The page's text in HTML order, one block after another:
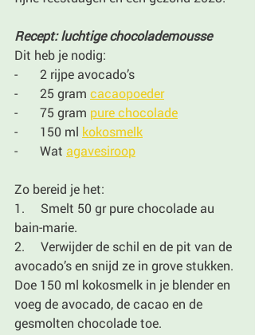
Recept: luchtige chocolademousse
Dit heb je nodig:
-       2 rijpe avocado’s
-       25 gram cacaopoeder
-       75 gram pure chocolade
-       150 ml kokosmelk
-       Wat agavesiroop
Zo bereid je het:
1.     Smelt 50 gr pure chocolade au
bain-marie.
2.     Verwijder de schil en de pit van de
avocado’s en snijd ze in grove stukken.
Doe 150 ml kokosmelk in je blender en
voeg de avocado, de cacao en de
gesmolten chocolade toe.